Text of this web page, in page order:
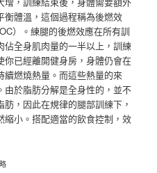
衡體溫，這個過程稱為後燃效
）。練腿的後燃效應在所有訓
全身肌肉量的一半以上，訓練
你已經離開健身房，身體仍會在
燃燒熱量。而這些熱量的來
於脂肪分解是全身性的，並不
，因此在規律的腿部訓練下，
縮小。搭配適當的飲食控制，效